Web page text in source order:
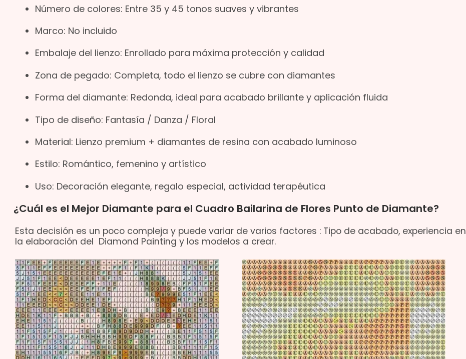
Número de colores: Entre 35 y 45 tonos suaves y vibrantes
Marco: No incluido
Embalaje del lienzo: Enrollado para máxima protección y calidad
Zona de pegado: Completa, todo el lienzo se cubre con diamantes
Forma del diamante: Redonda, ideal para acabado brillante y aplicación fluida
Tipo de diseño: Fantasía / Danza / Floral
Material: Lienzo premium + diamantes de resina con acabado luminoso
Estilo: Romántico, femenino y artístico
Uso: Decoración elegante, regalo especial, actividad terapéutica
¿Cuál es el Mejor Diamante para el Cuadro Bailarina de Flores Punto de Diamante?
Esta decisión es un poco compleja y puede variar de varios factores : Tipo de acabado, experiencia en
la elaboración del Diamond Painting y los modelos a crear.